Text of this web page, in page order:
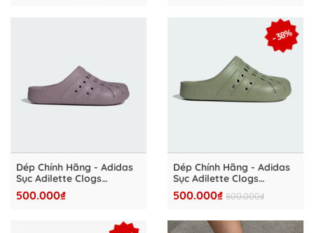
Dép Chính Hãng - Adidas
Sục Adilette Clogs
"Preloved Fig" - IF8654
500.000₫
- 38%
Dép Chính Hãng - Adidas
Sục Adilette Clogs
Sandals Semi "Moss
Green" - IG9164
500.000₫ 800.000₫